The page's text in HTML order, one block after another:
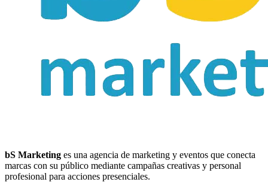
bS Marketing es una agencia de marketing y eventos que conecta
marcas con su público mediante campañas creativas y personal
profesional para acciones presenciales.